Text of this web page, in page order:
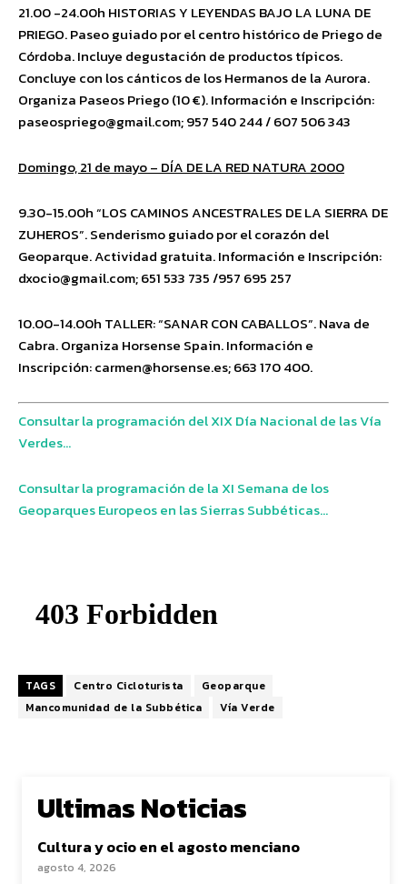
21.00 -24.00h HISTORIAS Y LEYENDAS BAJO LA LUNA DE
PRIEGO. Paseo guiado por el centro histórico de Priego de
Córdoba. Incluye degustación de productos típicos.
Concluye con los cánticos de los Hermanos de la Aurora.
Organiza Paseos Priego (10 €). Información e Inscripción:
paseospriego@gmail.com; 957 540 244 / 607 506 343
Domingo, 21 de mayo – DÍA DE LA RED NATURA 2000
9.30-15.00h “LOS CAMINOS ANCESTRALES DE LA SIERRA DE
ZUHEROS”. Senderismo guiado por el corazón del
Geoparque. Actividad gratuita. Información e Inscripción:
dxocio@gmail.com; 651 533 735 /957 695 257
10.00-14.00h TALLER: “SANAR CON CABALLOS”. Nava de
Cabra. Organiza Horsense Spain. Información e
Inscripción: carmen@horsense.es; 663 170 400.
Consultar la programación del XIX Día Nacional de las Vía
Verdes…
Consultar la programación de la XI Semana de los
Geoparques Europeos en las Sierras Subbéticas…
TAGS Centro Cicloturista
Geoparque
Mancomunidad de la Subbética
Vía Verde
Ultimas Noticias
Cultura y ocio en el agosto menciano
agosto 4, 2026